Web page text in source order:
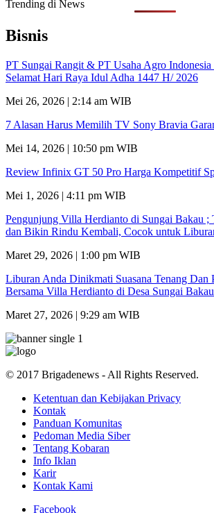
Trending di News
Bisnis
PT Sungai Rangit & PT Usaha Agro Indonesia
Selamat Hari Raya Idul Adha 1447 H/ 2026
Mei 26, 2026 | 2:14 am WIB
7 Alasan Harus Memilih TV Sony Bravia
Mei 14, 2026 | 10:50 pm WIB
Review Infinix GT 50 Pro Harga Kompetitif
Mei 1, 2026 | 4:11 pm WIB
Pengunjung Villa Herdianto di Sungai Bakau ;
dan Bikin Rindu Kembali, Cocok untuk
Maret 29, 2026 | 1:00 pm WIB
Liburan Anda Dinikmati Suasana Tenang Dan
Bersama Villa Herdianto di Desa Sungai
Maret 27, 2026 | 9:29 am WIB
© 2017 Brigadenews - All Rights Reserved.
Ketentuan dan Kebijakan Privacy
Kontak
Panduan Komunitas
Pedoman Media Siber
Tentang Kobaran
Info Iklan
Karir
Kontak Kami
Facebook